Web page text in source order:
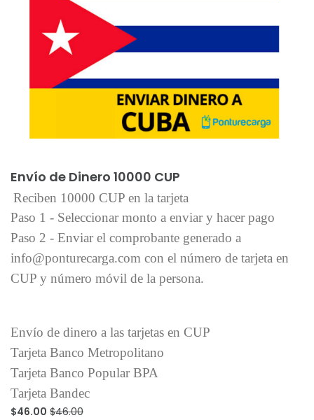
Envío de Dinero 10000 CUP
Reciben 10000 CUP en la tarjeta
Paso 1 - Seleccionar monto a enviar y hacer pago
Paso 2 - Enviar el comprobante generado a
info@ponturecarga.com con el número de tarjeta en
CUP y número móvil de la persona.
Envío de dinero a las tarjetas en CUP
Tarjeta Banco Metropolitano
Tarjeta Banco Popular BPA
Tarjeta Bandec
$46.00 $46.00